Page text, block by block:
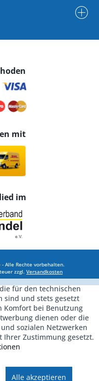
mit
im
Alle Rechte vorbehalten.
zzgl. Versandkosten
für den technischen
sind und stets gesetzt
Komfort bei Benutzung
dienen oder die
sozialen Netzwerken
Zustimmung gesetzt.
Alle akzeptieren